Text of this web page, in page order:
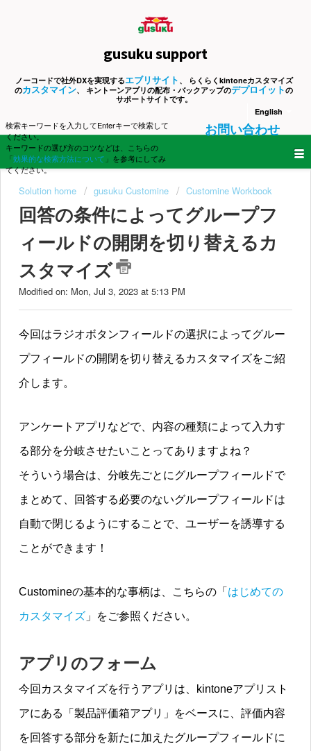
gusuku support
ノーコードで社外DXを実現するエブリサイト 、 らくらくkintoneカスタマイズ
のカスタマイン、 キントーンアプリの配布・バックアップのデプロイットの
サポートサイトです。
English
検索キーワードを入力してEnterキーで検索して
ください。
キーワードの選び方のコツなどは、こちらの
「効果的な検索方法について 」を参考にしてみ
てください。
お問い合わせ
Solution home gusuku Customine Customine Workbook
回答の条件によってグループフ
ィールドの開閉を切り替えるカ
スタマイズ
Modified on: Mon, Jul 3, 2023 at 5:13 PM
今回はラジオボタンフィールドの選択によってグルー
プフィールドの開閉を切り替えるカスタマイズをご紹
介します。
アンケートアプリなどで、内容の種類によって入力す
る部分を分岐させたいことってありますよね？
そういう場合は、分岐先ごとにグループフィールドで
まとめて、回答する必要のないグループフィールドは
自動で閉じるようにすることで、ユーザーを誘導する
ことができます！
Customineの基本的な事柄は、こちらの「 はじめての
カスタマイズ 」をご参照ください。
アプリのフォーム
今回カスタマイズを行うアプリは、kintoneアプリスト
アにある「製品評価箱アプリ」をベースに、評価内容
を回答する部分を新たに加えたグループフィールドに